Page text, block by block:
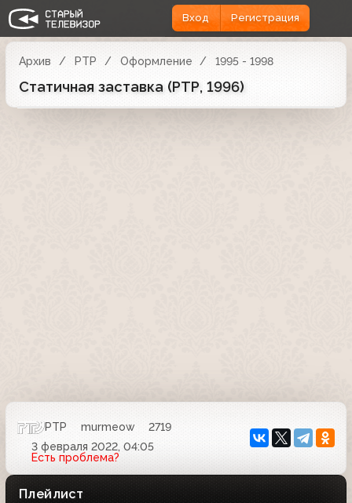
Вход Регистрация
Архив РТР Оформление 1995 - 1998
Статичная заставка (РТР, 1996)
РТР murmeow
2719
3 февраля 2022, 04:05
Есть проблема?
Плейлист